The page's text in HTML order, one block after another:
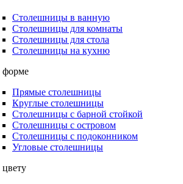
Столешницы в ванную
Столешницы для комнаты
Столешницы для стола
Столешницы на кухню
Прямые столешницы
Круглые столешницы
Столешницы с барной стойкой
Столешницы с островом
Столешницы с подоконником
Угловые столешницы